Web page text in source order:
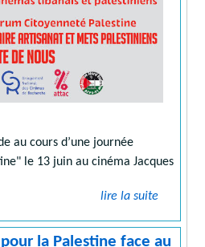
au cours d’une journée
le 13 juin au cinéma Jacques
lire la suite
la Palestine face au